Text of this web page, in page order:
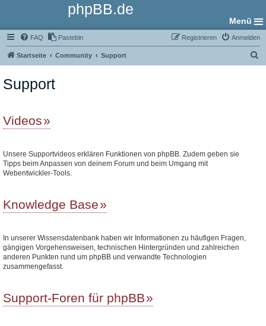
phpBB.de
Menü
FAQ Pastebin Anmelden
Registrieren
Startseite Community Support
Support
Videos
Unsere Supportvideos erklären Funktionen von phpBB. Zudem geben sie
Tipps beim Anpassen von deinem Forum und beim Umgang mit
Webentwickler-Tools.
Knowledge Base
In unserer Wissensdatenbank haben wir Informationen zu häufigen Fragen,
gängigen Vorgehensweisen, technischen Hintergründen und zahlreichen
anderen Punkten rund um phpBB und verwandte Technologien
zusammengefasst.
Support-Foren für phpBB